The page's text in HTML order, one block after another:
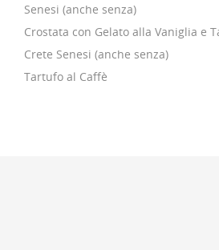
Senesi (anche senza)
Crostata con Gelato alla Vaniglia e
Crete Senesi (anche senza)
Tartufo al Caffè